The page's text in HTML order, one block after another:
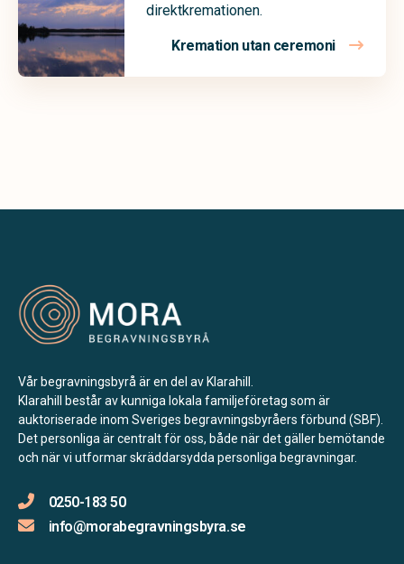
direktkremationen.
Kremation utan ceremoni
Vår begravningsbyrå är en del av Klarahill.
Klarahill består av kunniga lokala familjeföretag som är
auktoriserade inom Sveriges begravningsbyråers förbund (SBF).
Det personliga är centralt för oss, både när det gäller bemötande
och när vi utformar skräddarsydda personliga begravningar.
0250-183 50
info@morabegravningsbyra.se